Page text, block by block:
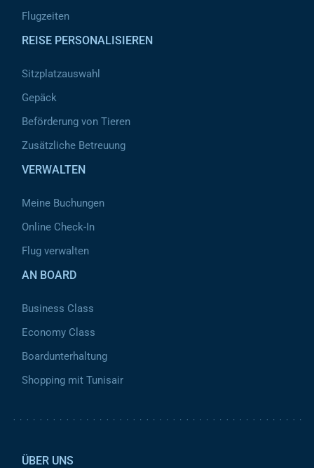
Flugzeiten
REISE PERSONALISIEREN
Sitzplatzauswahl
Gepäck
Beförderung von Tieren
Zusätzliche Betreuung
VERWALTEN
Meine Buchungen
Online Check-In
Flug verwalten
AN BOARD
Business Class
Economy Class
Boardunterhaltung
Shopping mit Tunisair
ÜBER UNS